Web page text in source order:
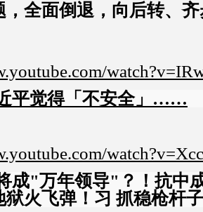
，全面倒退，向后转、齐
平觉得「不安全」……
成"万年领导"？！抗中
狱火飞弹！习 抓稳枪杆